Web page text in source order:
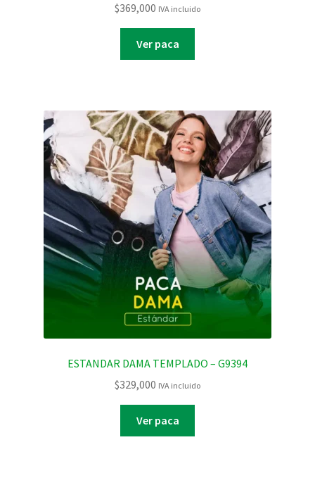
$369,000 IVA incluido
Ver paca
ESTANDAR DAMA TEMPLADO – G9394
$329,000 IVA incluido
Ver paca